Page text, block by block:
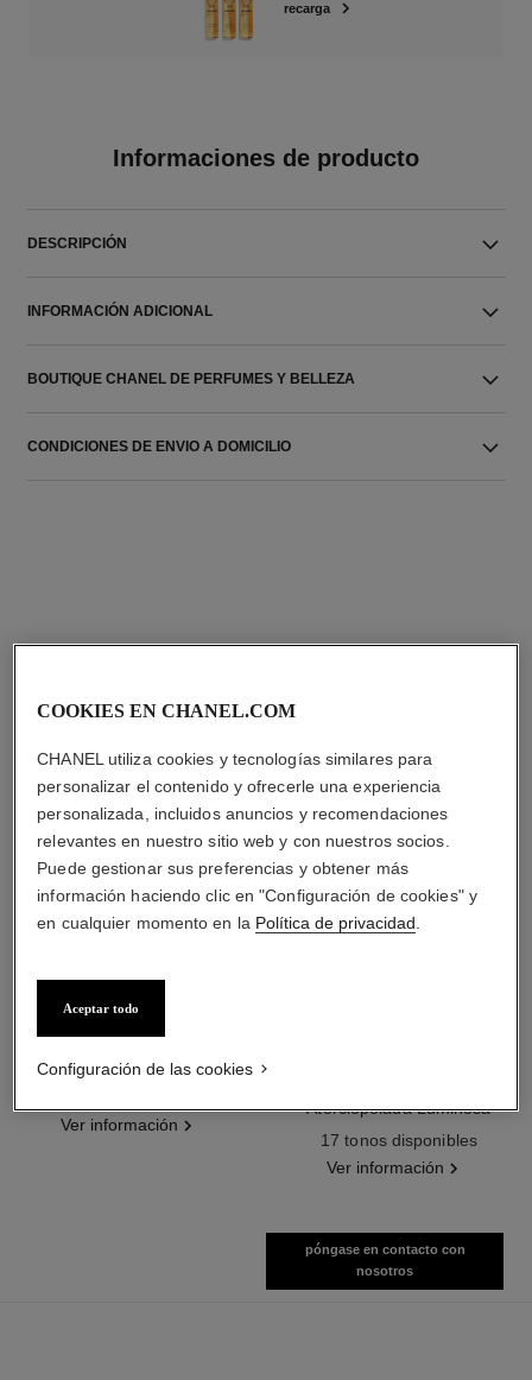
recarga
Informaciones de producto
DESCRIPCIÓN
INFORMACIÓN ADICIONAL
BOUTIQUE CHANEL DE PERFUMES Y BELLEZA
CONDICIONES DE ENVIO A DOMICILIO
Ref. 105820
Ver información
Aterciopelada Luminosa
17 tonos disponibles
Ver información
póngase en contacto con
nosotros
COOKIES EN CHANEL.COM
CHANEL utiliza cookies y tecnologías similares para
personalizar el contenido y ofrecerle una experiencia
personalizada, incluidos anuncios y recomendaciones
relevantes en nuestro sitio web y con nuestros socios.
Puede gestionar sus preferencias y obtener más
información haciendo clic en "Configuración de cookies" y
en cualquier momento en la Política de privacidad
Aceptar todo
Configuración de las cookies